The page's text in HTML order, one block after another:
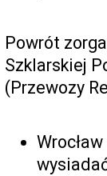
Powrót
Szklarskiej
(Przewozy